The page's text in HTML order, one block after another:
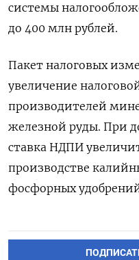
системы
до 400 млн рублей.
Пакет налоговых
увеличение
производителей
железной руды. При
ставка НДПИ
производстве
фосфорных